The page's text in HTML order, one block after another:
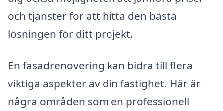
och tjänster för att hitta den bästa
lösningen för ditt projekt.
En fasadrenovering kan bidra till flera
viktiga aspekter av din fastighet. Här är
några områden som en professionell